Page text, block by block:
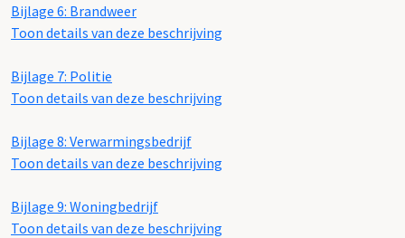
Bijlage 6: Brandweer
Toon details van deze beschrijving
Bijlage 7: Politie
Toon details van deze beschrijving
Bijlage 8: Verwarmingsbedrijf
Toon details van deze beschrijving
Bijlage 9: Woningbedrijf
Toon details van deze beschrijving